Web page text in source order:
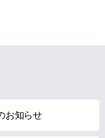
お知らせ